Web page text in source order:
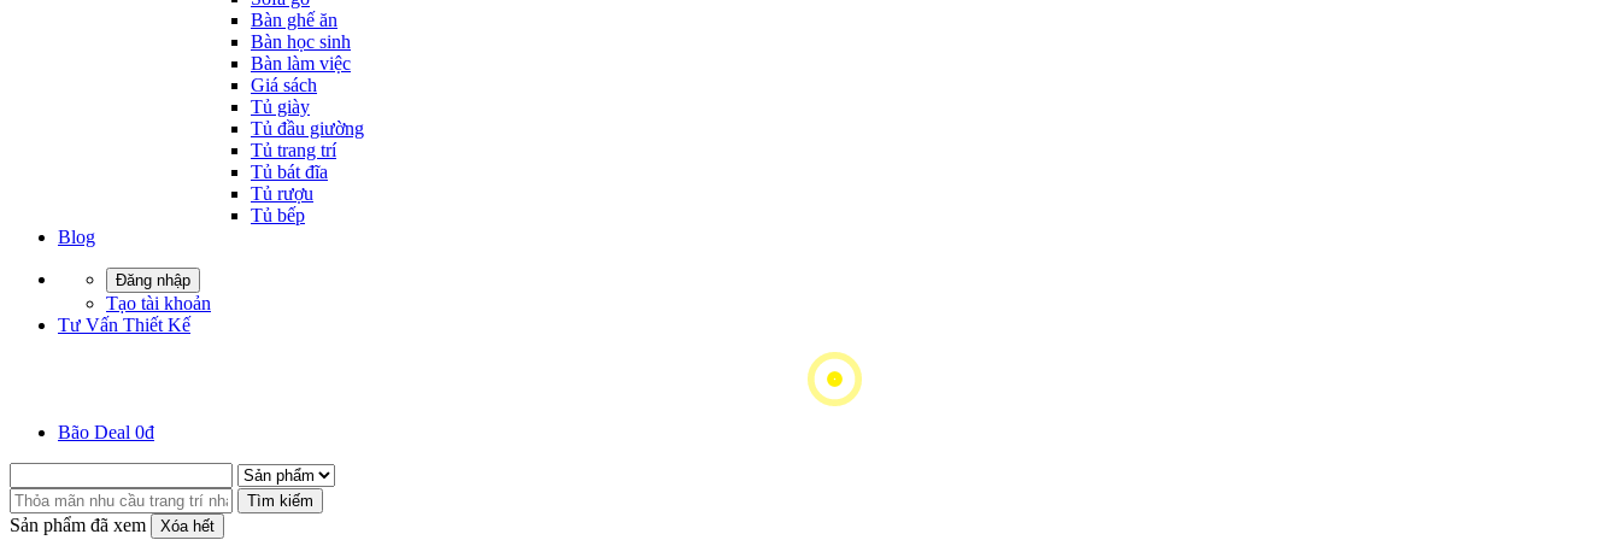
Bàn ghế ăn
Bàn học sinh
Bàn làm việc
Giá sách
Tủ giày
Tủ đầu giường
Tủ trang trí
Tủ bát đĩa
Tủ rượu
Tủ bếp
Blog
Đăng nhập
Tạo tài khoản
Tư Vấn Thiết Kế
Bão Deal 0đ
Tìm kiếm
Sản phẩm đã xem Xóa hết